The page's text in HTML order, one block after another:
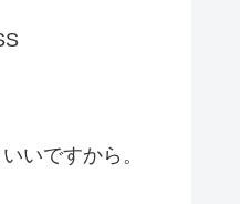
いですから。